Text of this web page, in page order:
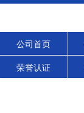
公司首页
荣誉认证